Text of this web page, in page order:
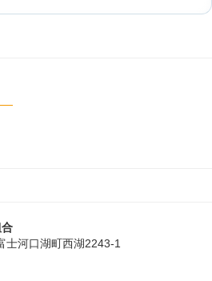
士河口湖町西湖2243-1